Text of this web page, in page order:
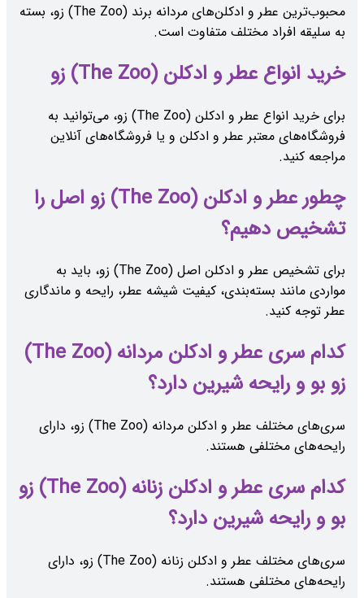
محبوب‌ترین عطر و ادکلن‌های مردانه برند (The Zoo) زو، بسته
به سلیقه افراد مختلف متفاوت است.
خرید انواع عطر و ادکلن (The Zoo) زو
برای خرید انواع عطر و ادکلن (The Zoo) زو، می‌توانید به
فروشگاه‌های معتبر عطر و ادکلن و یا فروشگاه‌های آنلاین
مراجعه کنید.
چطور عطر و ادکلن (The Zoo) زو اصل را
تشخیص دهیم؟
برای تشخیص عطر و ادکلن اصل (The Zoo) زو، باید به
مواردی مانند بسته‌بندی، کیفیت شیشه عطر، رایحه و ماندگاری
عطر توجه کنید.
کدام سری عطر و ادکلن مردانه (The Zoo)
زو بو و رایحه شیرین دارد؟
سری‌های مختلف عطر و ادکلن مردانه (The Zoo) زو، دارای
رایحه‌های مختلفی هستند.
کدام سری عطر و ادکلن زنانه (The Zoo) زو
بو و رایحه شیرین دارد؟
سری‌های مختلف عطر و ادکلن زنانه (The Zoo) زو، دارای
رایحه‌های مختلفی هستند.